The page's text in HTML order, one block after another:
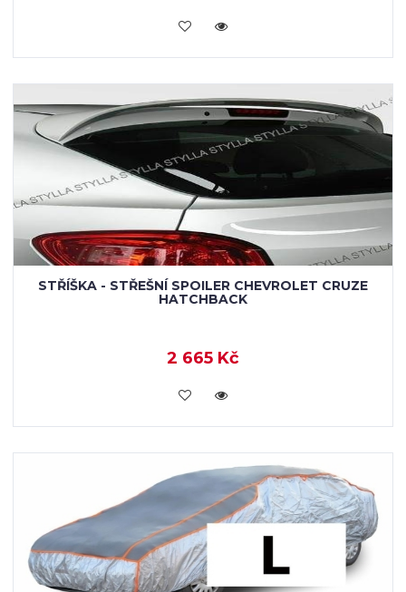
KOUPIT
STŘÍŠKA - STŘEŠNÍ SPOILER CHEVROLET CRUZE
HATCHBACK
2 665 Kč
KOUPIT